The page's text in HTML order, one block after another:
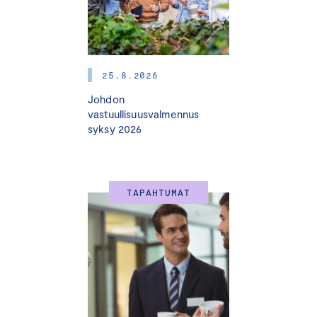
10.00 – 10.45 Keskustelu:Mikä odottaa USA:n
Tilaisuus päättyy klo 11.00 mennessä.
Päälliköt lavalla -tilaisuus on maksuton, mutta edellyttää
ennakkoilmoittautumista.
25.8.2026
Johdon
vastuullisuusvalmennus
syksy 2026
TAPAHTUMAT